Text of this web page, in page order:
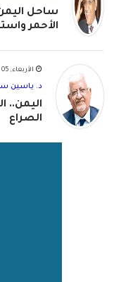
ساحل اليمن
الأحمر
الأربعاء, 05 أغسطس 2026
د. ياسين
اليمن..
الصراع